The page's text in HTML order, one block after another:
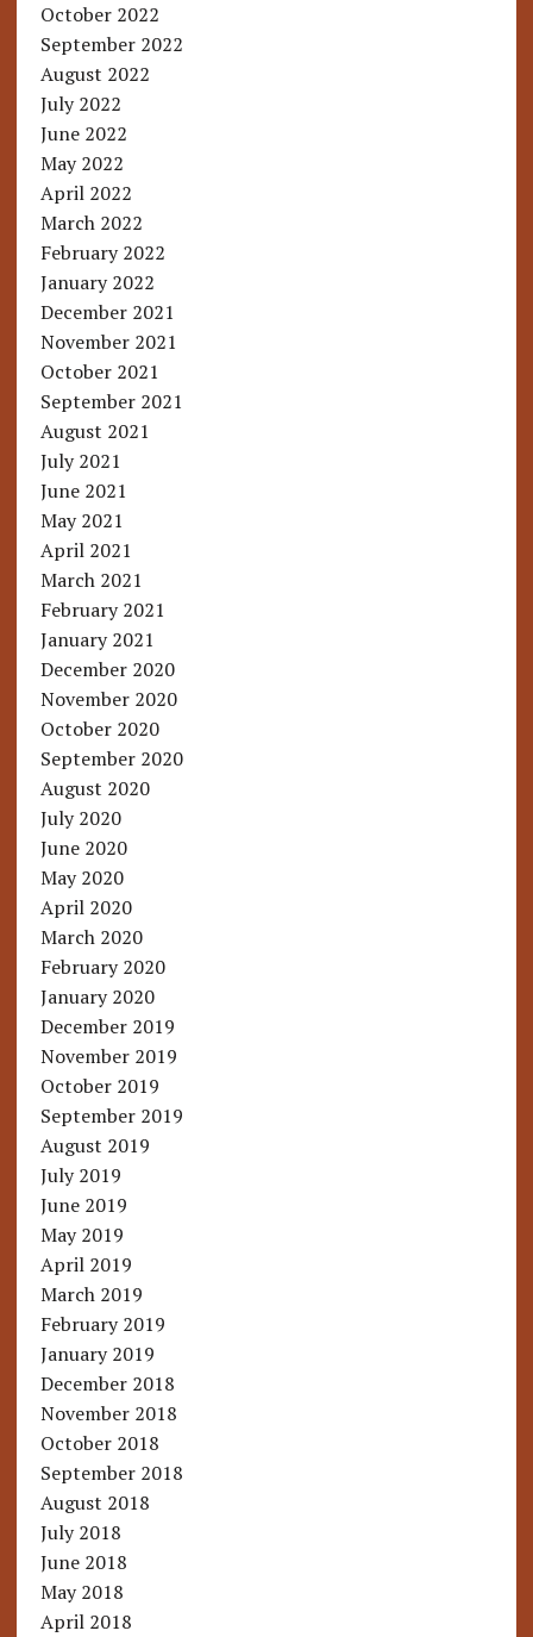
October 2022
September 2022
August 2022
July 2022
June 2022
May 2022
April 2022
March 2022
February 2022
January 2022
December 2021
November 2021
October 2021
September 2021
August 2021
July 2021
June 2021
May 2021
April 2021
March 2021
February 2021
January 2021
December 2020
November 2020
October 2020
September 2020
August 2020
July 2020
June 2020
May 2020
April 2020
March 2020
February 2020
January 2020
December 2019
November 2019
October 2019
September 2019
August 2019
July 2019
June 2019
May 2019
April 2019
March 2019
February 2019
January 2019
December 2018
November 2018
October 2018
September 2018
August 2018
July 2018
June 2018
May 2018
April 2018